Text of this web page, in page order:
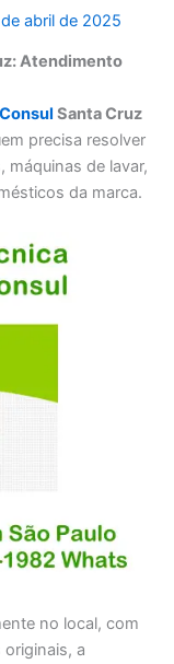
abril de 2025
Atendimento
Santa Cruz
precisa resolver
máquinas de lavar,
da marca.
no local, com
a